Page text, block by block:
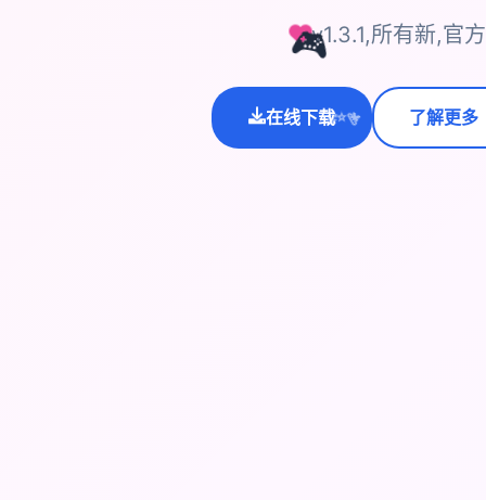
🎮v1.3.1,所有新,官
在线下载
✨⭐💫 了解更多